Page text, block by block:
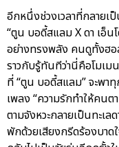
อีกหนึ่งช่วงเวลาที่กลาย
“ตูน บอดี้สแลม X ดา เอ็น
อย่างทรงพลัง คนดูทั้งฮ
ราวกับรู้ทันทีว่านี่คือโมเ
ที่ “ตูน บอดี้สแลม” จะพ
เพลง “ความรักทำให้คน
ตามจังหวะกลายเป็นทะเ
พักด้วยเสียงกรีดร้องบา